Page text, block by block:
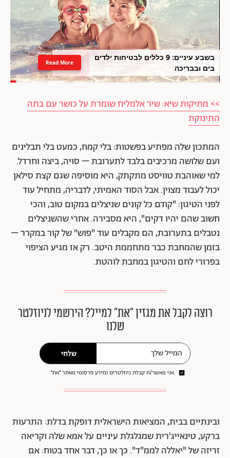
בשבע עיניים: 9 כללים לבטיחות ילדים
בים ובבריכה
Read More
>> מתיקות שיא: שיר אלמליח שומרת על כושר עם בתה
התינוקת
המתכון שלה מפתיע בפשטות: בלי קמח, כמעט בלי תבלינים
ועם שלושה מרכיבים בלבד לתערובת – סויה, ביצה וחרדל.
למי שאוהבת טוויסט מתקתק, היא מוסיפה שגם קצת סילאן
יכול לעבוד מצוין. אבל הסוד האמיתי, לדבריה, מתחיל עוד
לפני הטיגון: "קודם כל קונים שניצלים במקום טוב, והכי
חשוב שהם יהיו דקים", היא מסבירה. אחרי שהשניצלים
נטבלים בתערובת, הם מקבלים עוד "פוש" של קור במקרר –
בזמן שהמחבת כבר מתחממת היטב. רק אז מגיע הציפוי
בפרורי לחם והטיגון במחבת לוהטת.
רוצה לקבל את מגזין ״את״ למייל? הירשמי לניוזלטר
שלנו
שלחי
אני מאשר/ת קבלת ניוזלטרים ומידע פרסומי מאתר ״את״
ובינתיים בבית, המציאות הישראלית דופקת בדלת: התרעות
ברקע, טינאייג'רית שמגלגלת עיניים על אמא שלה וקריאה
זריזה של "יאללה לממ"ד". כך או כך, דבר אחד בטוח: אם